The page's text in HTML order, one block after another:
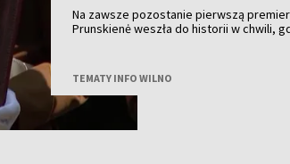
Na zawsze pozostanie pierwszą
Prunskienė weszła do historii w chwili,
TEMATY INFO WILNO